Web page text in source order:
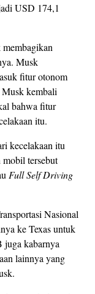
USD 174,1
Musk
fitur otonom
kembali
bahwa fitur
itu.
kecelakaan itu
tersebut
Full Self Driving
Nasional
ke Texas untuk
juga kabarnya
lainnya yang